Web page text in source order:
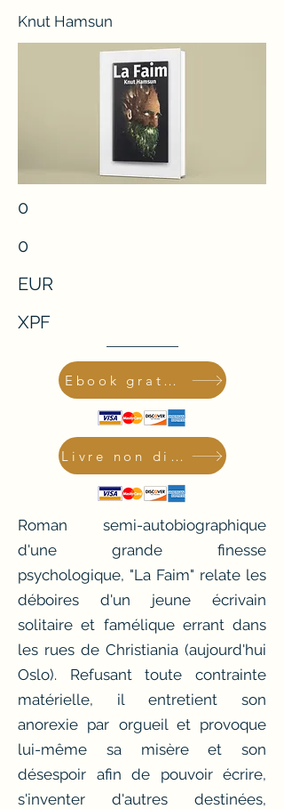
Knut Hamsun
0
0
EUR
XPF
Ebook gratuit
Livre non disponible
Roman semi-autobiographique
d'une grande finesse
psychologique, "La Faim" relate les
déboires d'un jeune écrivain
solitaire et famélique errant dans
les rues de Christiania (aujourd'hui
Oslo). Refusant toute contrainte
matérielle, il entretient son
anorexie par orgueil et provoque
lui-même sa misère et son
désespoir afin de pouvoir écrire,
s'inventer d'autres destinées,